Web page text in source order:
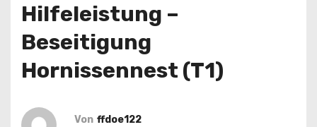
Hilfeleistung –
Beseitigung
Hornissennest (T1)
Von ffdoe122